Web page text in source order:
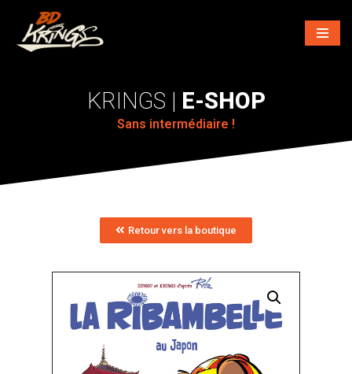
Aller
E-SHOP
Sans intermédiaire !
Retour vers la boutique